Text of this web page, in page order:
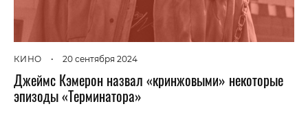
КИНО • 20 сентября 2024
Джеймс Кэмерон назвал «кринжовыми» некоторые
эпизоды «Терминатора»